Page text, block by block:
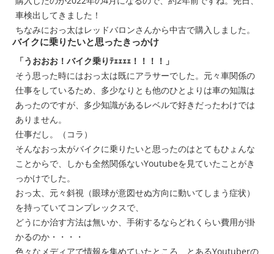
車検出してきました！
ちなみにおっ太はレッドバロンさんから中古で購入しました。
バイクに乗りたいと思ったきっかけ
「うおおお！バイク乗りﾃｪｪｪｪ！！！！」
そう思った時にはおっ太は既にアラサーでした。元々車関係の
仕事をしているため、多少なりとも他のひとよりは車の知識は
あったのですが、多少知識があるレベルで好きだったわけでは
ありません。
仕事だし。（コラ）
そんなおっ太がバイクに乗りたいと思ったのはとてもひょんな
ことからで、しかも全然関係ないYoutubeを見ていたことがき
っかけでした。
おっ太、元々斜視（眼球が意図せぬ方向に動いてしまう症状）
を持っていてコンプレックスで、
どうにか治す方法は無いか、手術するならどれくらい費用が掛
かるのか・・・・
色々なメディアで情報を集めていたところ、とあるYoutuberの